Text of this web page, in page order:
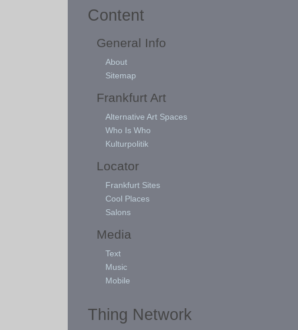
Content
General Info
About
Sitemap
Frankfurt Art
Alternative Art Spaces
Who Is Who
Kulturpolitik
Locator
Frankfurt Sites
Cool Places
Salons
Media
Text
Music
Mobile
Thing Network